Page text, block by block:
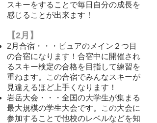
スキーをすることで毎日自分の成長を
感じることが出来ます！
【2月】
2月合宿・・・ピュアのメイン２つ目
の合宿になります！合宿中に開催され
るスキー検定の合格を目指して練習を
重ねます。この合宿でみんなスキーが
見違えるほど上手くなります！
岩岳大会・・・全国の大学生が集まる
最大規模の学生大会です。この大会に
参加することで他校のレベルなどを知